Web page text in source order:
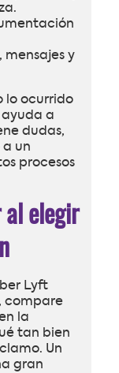
mensajes y
lo ocurrido
a
dudas,
un
procesos
al elegir
Lyft
compare
la
tan bien
Un
gran